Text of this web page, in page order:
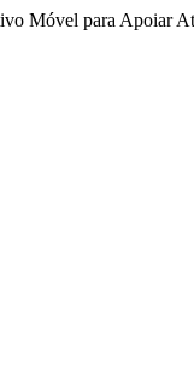
Móvel para Apoiar